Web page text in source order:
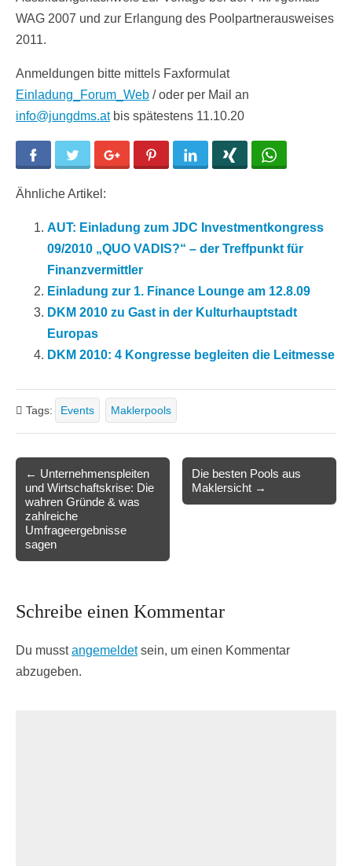
WAG 2007 und zur Erlangung des Poolpartnerausweises
2011.
Anmeldungen bitte mittels Faxformulat
Einladung_Forum_Web / oder per Mail an
info@jungdms.atbis spätestens 11.10.20
Facebook Twitter Google+ Pinterest LinkedIn
Ähnliche Artikel:
AUT: Einladung zum JDC Investmentkongress
09/2010 „QUO VADIS?“ – der Treffpunkt für
Finanzvermittler
Einladung zur 1. Finance Lounge am 12.8.09
DKM 2010 zu Gast in der Kulturhauptstadt
Europas
DKM 2010: 4 Kongresse begleiten die Leitmesse
Tags: Events Maklerpools
navigation
← Unternehmenspleiten
und Wirtschaftskrise: Die
wahren Gründe & was
zahlreiche
Umfrageergebnisse
sagen
Die besten Pools aus
Maklersicht →
Schreibe einen Kommentar
Du musstangemeldetsein, um einen Kommentar
abzugeben.